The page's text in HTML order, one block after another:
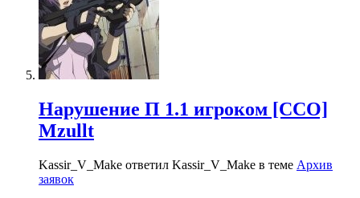
Нарушение П 1.1 игроком [CCO]
Mzullt
Kassir_V_Make ответил Kassir_V_Make в теме Архив
заявок